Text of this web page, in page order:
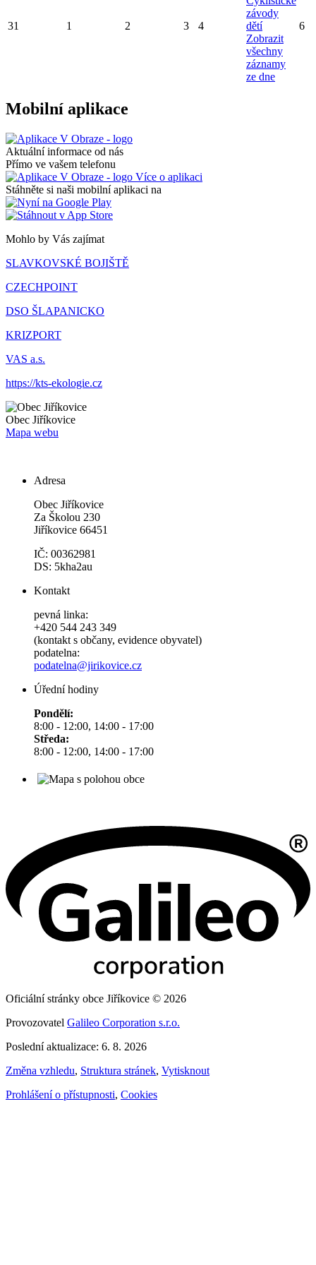
31 1 2 3 4
závody
dětí
Zobrazit
všechny
záznamy
ze dne
6
Mobilní aplikace
Aktuální informace od nás
Přímo ve vašem telefonu
Více o aplikaci
Stáhněte si naši mobilní aplikaci na
Mohlo by Vás zajímat
SLAVKOVSKÉ BOJIŠTĚ
CZECHPOINT
DSO ŠLAPANICKO
KRIZPORT
VAS a.s.
https://kts-ekologie.cz
Obec Jiříkovice
Mapa webu
Adresa
Obec Jiříkovice
Za Školou 230
Jiříkovice 66451
IČ: 00362981
DS: 5kha2au
Kontakt
pevná linka:
+420 544 243 349
(kontakt s občany, evidence obyvatel)
podatelna:
podatelna@jirikovice.cz
Úřední hodiny
Pondělí:
8:00 - 12:00, 14:00 - 17:00
Středa:
8:00 - 12:00, 14:00 - 17:00
Oficiální stránky obce Jiříkovice © 2026
Provozovatel Galileo Corporation s.r.o.
Poslední aktualizace: 6. 8. 2026
Změna vzhledu, Struktura stránek, Vytisknout
Prohlášení o přístupnosti, Cookies